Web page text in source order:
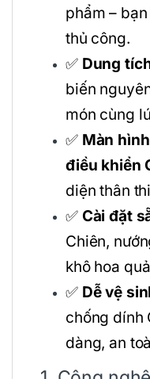
phẩm –
thủ công.
✅ Dung
biến
món cùng
✅ Màn
điều khiển
diện thân
✅ Cài đặt
Chiên,
khô hoa
✅ Dễ vệ
chống dính
dàng, an